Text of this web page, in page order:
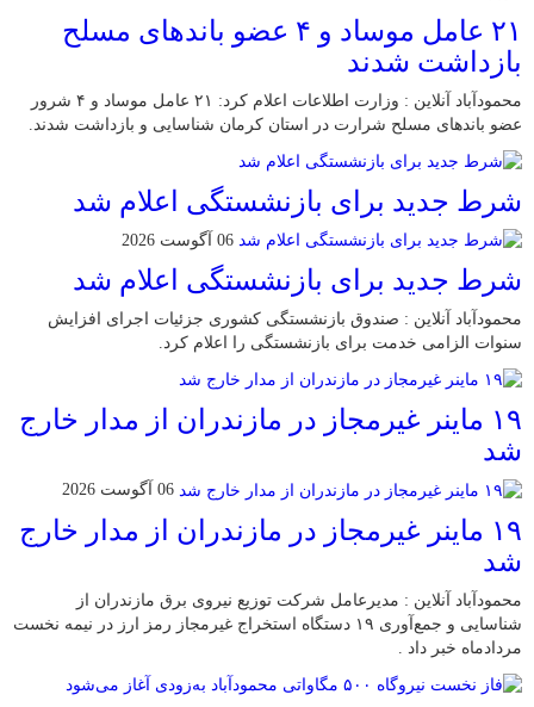
۲۱ عامل موساد و ۴ عضو باند‌های مسلح
بازداشت شدند
محمودآباد آنلاین : وزارت اطلاعات اعلام کرد: ۲۱ عامل موساد و ۴ شرور
عضو باند‌های مسلح شرارت در استان کرمان شناسایی و بازداشت شدند.
شرط جدید برای بازنشستگی اعلام شد
06 آگوست 2026
شرط جدید برای بازنشستگی اعلام شد
محمودآباد آنلاین : صندوق بازنشستگی کشوری جزئیات اجرای افزایش
سنوات الزامی خدمت برای بازنشستگی را اعلام کرد.
۱۹ ماینر غیرمجاز در مازندران از مدار خارج
شد
06 آگوست 2026
۱۹ ماینر غیرمجاز در مازندران از مدار خارج
شد
محمودآباد آنلاین : مدیرعامل شرکت توزیع نیروی برق مازندران از
شناسایی و جمع‌آوری ۱۹ دستگاه استخراج غیرمجاز رمز ارز در نیمه نخست
مردادماه خبر داد .